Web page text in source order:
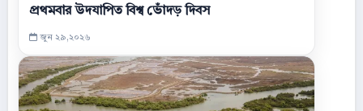
প্রথমবার উদযাপিত বিশ্ব ভোঁদড় দিবস
জুন ২৯,২০২৬